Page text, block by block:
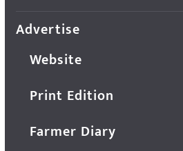
Advertise
Website
Print Edition
Farmer Diary